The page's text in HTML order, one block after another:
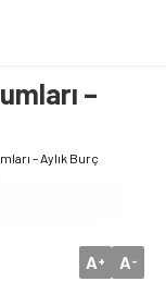
–
– Aylık Burç
A+ A-